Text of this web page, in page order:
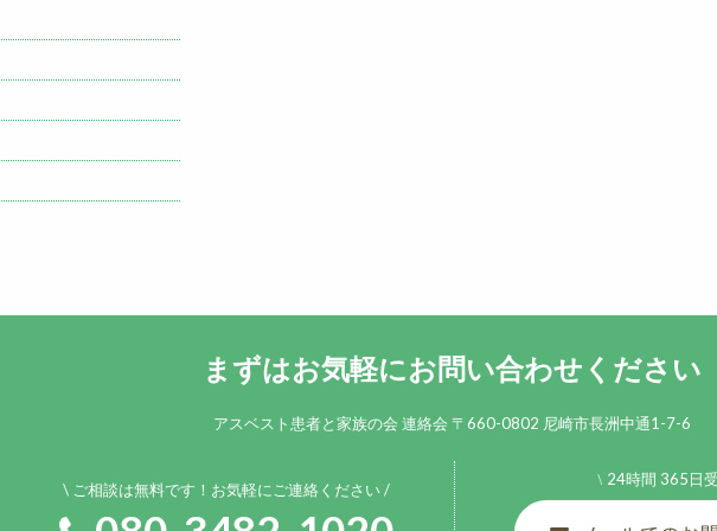
まずはお気軽にお問い合わせください
アスベスト患者と家族の会 連絡会 〒660-0802 尼崎市長洲中通1-7-6
ご相談は無料です！お気軽にご連絡ください
24時間 365日